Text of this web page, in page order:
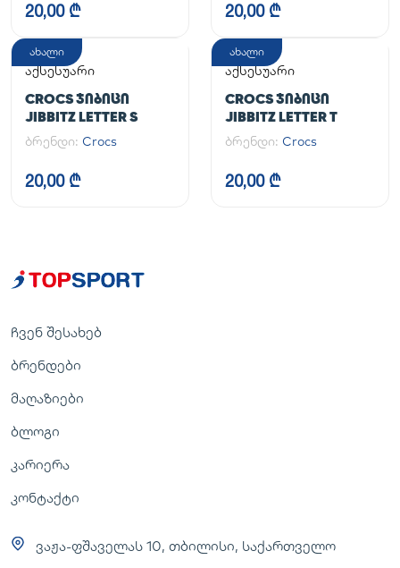
20,00 ₾ 20,00 ₾
ახალი
აქსესუარი
CROCS ᲯᲘᲑᲘᲪᲘ
JIBBITZ LETTER S
ბრენდი: Crocs
20,00 ₾
ახალი
აქსესუარი
CROCS ᲯᲘᲑᲘᲪᲘ
JIBBITZ LETTER T
ბრენდი: Crocs
20,00 ₾
ჩვენ შესახებ
ბრენდები
მაღაზიები
ბლოგი
კარიერა
კონტაქტი
ვაჟა-ფშაველას 10, თბილისი, საქართველო